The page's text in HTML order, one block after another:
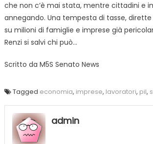
che non c’è mai stata, mentre cittadini e
annegando. Una tempesta di tasse,
su milioni di famiglie e imprese già
Renzi si salvi chi può…
Scritto da M5S Senato News
Tagged economia, imprese, lavoratori, pil,
admin